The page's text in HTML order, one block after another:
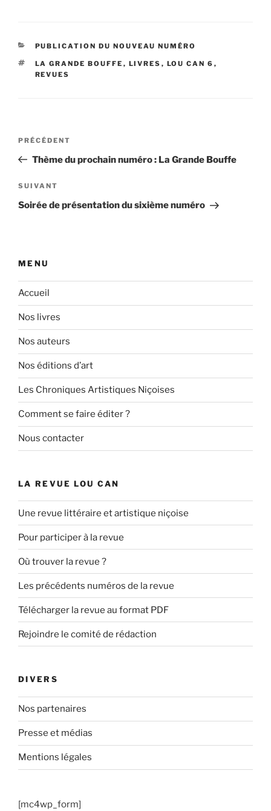
CATÉGORIES
PUBLICATION DU NOUVEAU NUMÉRO
ÉTIQUETTES
LA GRANDE BOUFFE , LIVRES , LOU CAN 6 ,
REVUES
Navigation
l’article
Article
précédent
PRÉCÉDENT
Thème du prochain numéro : La Grande Bouffe
Article
suivant
SUIVANT
Soirée de présentation du sixième numéro
MENU
Accueil
Nos livres
Nos auteurs
Nos éditions d’art
Les Chroniques Artistiques Niçoises
Comment se faire éditer ?
Nous contacter
LA REVUE LOU CAN
Une revue littéraire et artistique niçoise
Pour participer à la revue
Où trouver la revue ?
Les précédents numéros de la revue
Télécharger la revue au format PDF
Rejoindre le comité de rédaction
DIVERS
Nos partenaires
Presse et médias
Mentions légales
[mc4wp_form]